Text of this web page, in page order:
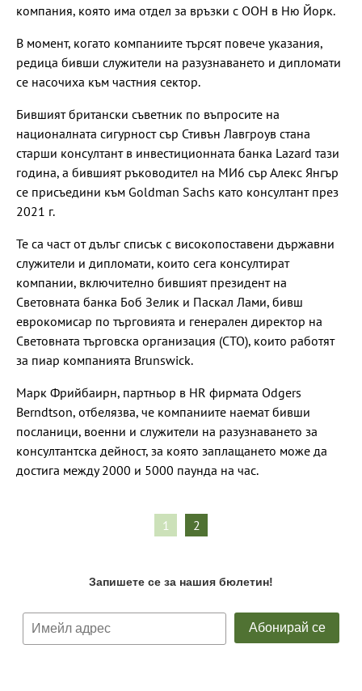
компания, която има отдел за връзки с ООН в Ню Йорк.
В момент, когато компаниите търсят повече указания,
редица бивши служители на разузнаването и дипломати
се насочиха към частния сектор.
Бившият британски съветник по въпросите на
националната сигурност сър Стивън Лавгроув стана
старши консултант в инвестиционната банка Lazard тази
година, а бившият ръководител на МИ6 сър Алекс Янгър
се присъедини към Goldman Sachs като консултант през
2021 г.
Те са част от дълъг списък с високопоставени държавни
служители и дипломати, които сега консултират
компании, включително бившият президент на
Световната банка Боб Зелик и Паскал Лами, бивш
еврокомисар по търговията и генерален директор на
Световната търговска организация (СТО), които работят
за пиар компанията Brunswick.
Марк Фрийбаирн, партньор в HR фирмата Odgers
Berndtson, отбелязва, че компаниите наемат бивши
посланици, военни и служители на разузнаването за
консултантска дейност, за която заплащането може да
достига между 2000 и 5000 паунда на час.
1 2